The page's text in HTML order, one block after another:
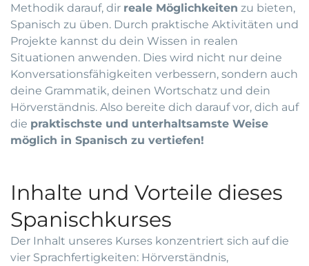
Methodik darauf, dir reale Möglichkeiten zu bieten,
Spanisch zu üben. Durch praktische Aktivitäten und
Projekte kannst du dein Wissen in realen
Situationen anwenden. Dies wird nicht nur deine
Konversationsfähigkeiten verbessern, sondern auch
deine Grammatik, deinen Wortschatz und dein
Hörverständnis. Also bereite dich darauf vor, dich auf
die praktischste und unterhaltsamste Weise
möglich in Spanisch zu vertiefen!
Inhalte und Vorteile dieses
Spanischkurses
Der Inhalt unseres Kurses konzentriert sich auf die
vier Sprachfertigkeiten: Hörverständnis,